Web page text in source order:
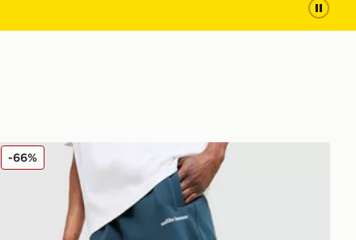
Unlike Humans Pantaloni della tuta Ridge
-66%